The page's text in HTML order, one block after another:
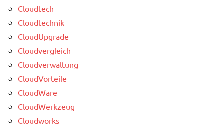
Cloudtech
Cloudtechnik
CloudUpgrade
Cloudvergleich
Cloudverwaltung
CloudVorteile
CloudWare
CloudWerkzeug
Cloudworks